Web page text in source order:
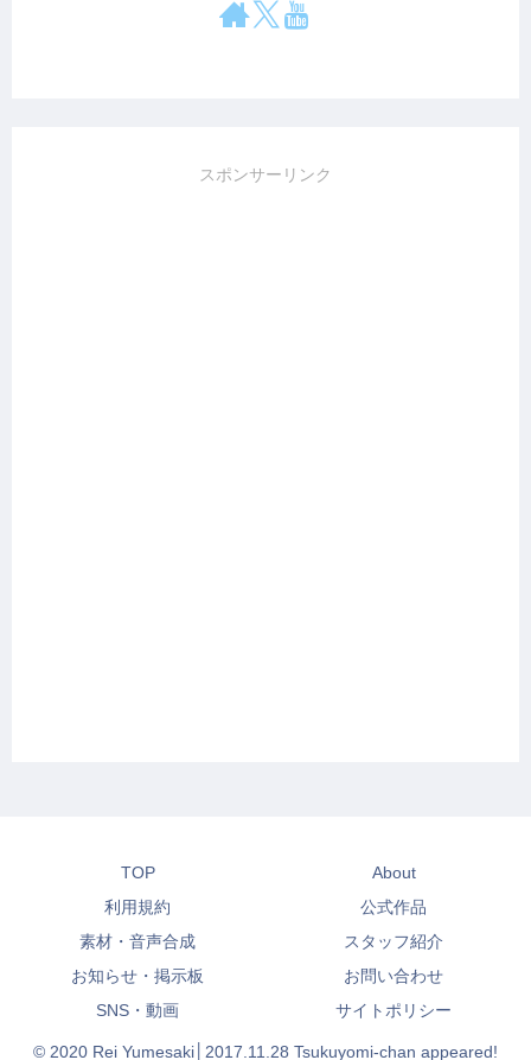
スポンサーリンク
TOP
About
利用規約
公式作品
素材・音声合成
スタッフ紹介
お知らせ・掲示板
お問い合わせ
SNS・動画
サイトポリシー
© 2020 Rei Yumesaki│2017.11.28 Tsukuyomi-chan appeared!